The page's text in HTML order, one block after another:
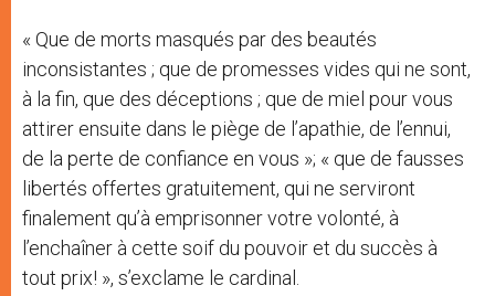
« Que de morts masqués par des beautés
inconsistantes ; que de promesses vides qui ne sont,
à la fin, que des déceptions ; que de miel pour vous
attirer ensuite dans le piège de l’apathie, de l’ennui,
de la perte de confiance en vous »; « que de fausses
libertés offertes gratuitement, qui ne serviront
finalement qu’à emprisonner votre volonté, à
l’enchaîner à cette soif du pouvoir et du succès à
tout prix! », s’exclame le cardinal.